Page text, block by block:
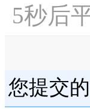
5秒后
您提交